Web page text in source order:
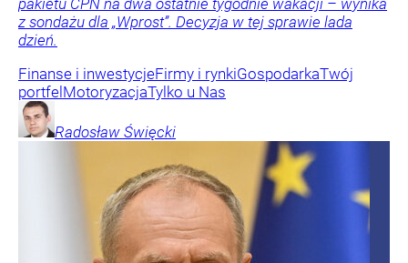
z sondażu dla „Wprost”. Decyzja w tej sprawie lada
dzień.
Finanse i inwestycjeFirmy i rynkiGospodarkaTwój
portfelMotoryzacjaTylko u Nas
Radosław Święcki